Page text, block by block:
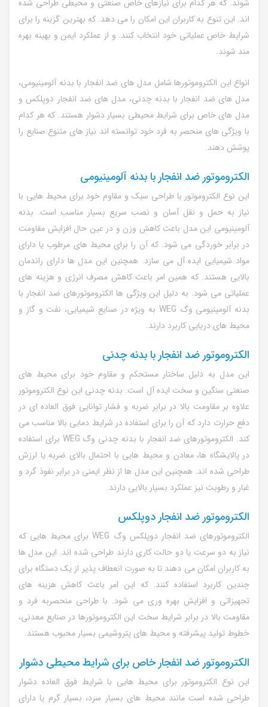
شوند. که هر کدام برای نیازهای خاص صنعتی و محیطی طراحی شده
اند. این تنوع به کاربران این امکان را می دهد. که بهترین گزینه را برای
شرایط خاص عملیاتی خود انتخاب کنند. و از عملکرد ایمن و بهینه بهره
مند شوند.
انواع این الکتروموتورها شامل مدل های ضد انفجار با بدنه آلومینیومی،
مدل های ضد انفجار با بدنه چدنی، مدل های ضد انفجار دوپلکس و
مدل های خاص برای شرایط محیطی بسیار دشوار هستند. که هر کدام
با ویژگی های منحصر به فرد خود توانسته اند نیاز های متنوع صنایع را
پوشش دهند.
الکتروموتور ضد انفجار با بدنه آلومینیومی
این نوع الکتروموتور با طراحی سبک و مقاوم خود برای محیط هایی با
نیاز به حمل و نقل آسان و نصب سریع بسیار مناسب است. بدنه
آلومینیومی این مدل باعث کاهش وزن و در عین حال افزایش مقاومت
در برابر خوردگی می شود. که آن را برای محیط های مرطوب یا دارای
مواد شیمیایی ایده آل می سازد. همچنین این مدل ها دارای راندمان
بالایی هستند. که همین امر باعث کاهش مصرف انرژی و هزینه های
عملیاتی می شود. به دلیل این ویژگی ها الکتروموتورهای ضد انفجار با
بدنه آلومینیومی وگ WEG به ویژه در صنایع شیمیایی، نفت و گاز و
محیط های دریایی کاربرد دارند.
الکتروموتور ضد انفجار با بدنه چدنی
این مدل به دلیل ساختار مستحکم و مقاوم خود برای محیط های
صنعتی سنگین و سخت ایده آل است. بدنه چدنی این نوع الکتروموتور
علاوه بر مقاومت بالا در برابر ضربه و فشار توانایی فوق العاده ای در
دفع حرارت دارد که آن را برای استفاده در شرایط دمایی بالا مناسب می
کند. الکتروموتورهای ضد انفجار با بدنه چدنی وگ WEG برای استفاده
در پالایشگاه ها، معادن و محیط هایی با احتمال بالای ضربه یا لرزش
طراحی شده اند. همچنین این مدل ها از نظر ایمنی در برابر نفوذ گرد و
غبار و رطوبت نیز عملکرد بسیار بالایی دارند.
الکتروموتور ضد انفجار دوپلکس
الکتروموتورهای ضد انفجار دوپلکس وگ WEG برای محیط هایی که
نیاز به دو سرعت یا دو حالت کاری دارند طراحی شده اند. این مدل ها
به کاربران امکان می دهند تا به صورت انعطاف پذیر از یک دستگاه برای
چندین کاربرد استفاده کنند. که این امر باعث کاهش هزینه های
تجهیزاتی و افزایش بهره وری می شود. با طراحی منحصربه فرد و
مقاومت بالا در برابر شرایط سخت این الکتروموتورها در صنایع معدنی،
خطوط تولید پیشرفته و محیط های پتروشیمی بسیار محبوب هستند.
الکتروموتور ضد انفجار خاص برای شرایط محیطی دشوار
این نوع الکتروموتور برای محیط هایی با شرایط فوق العاده دشوار
طراحی شده است مانند محیط های بسیار سرد، بسیار گرم یا دارای